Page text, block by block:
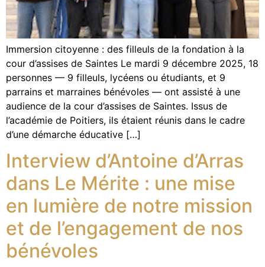
Immersion citoyenne : des filleuls de la fondation à la
cour d’assises de Saintes Le mardi 9 décembre 2025, 18
personnes — 9 filleuls, lycéens ou étudiants, et 9
parrains et marraines bénévoles — ont assisté à une
audience de la cour d’assises de Saintes. Issus de
l’académie de Poitiers, ils étaient réunis dans le cadre
d’une démarche éducative […]
Interview d’Antoine d’Arras
dans Le Mérite : une mise
en lumière de notre mission
et de l’engagement de nos
bénévoles